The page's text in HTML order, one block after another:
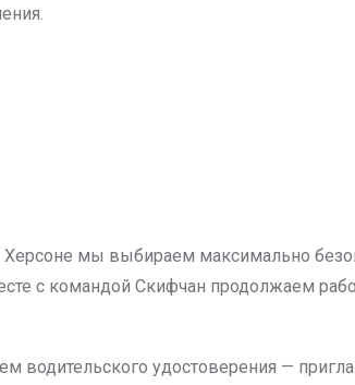
мы выбираем максимально
с командой Скифчан продолжаем
водительского удостоверения —